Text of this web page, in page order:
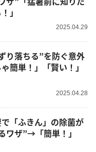
」
2025.04.29
り落ちる”を防ぐ意外
簡単！」「賢い！」
2025.04.28
「ふきん」の除菌が
ワザ”→「簡単！」